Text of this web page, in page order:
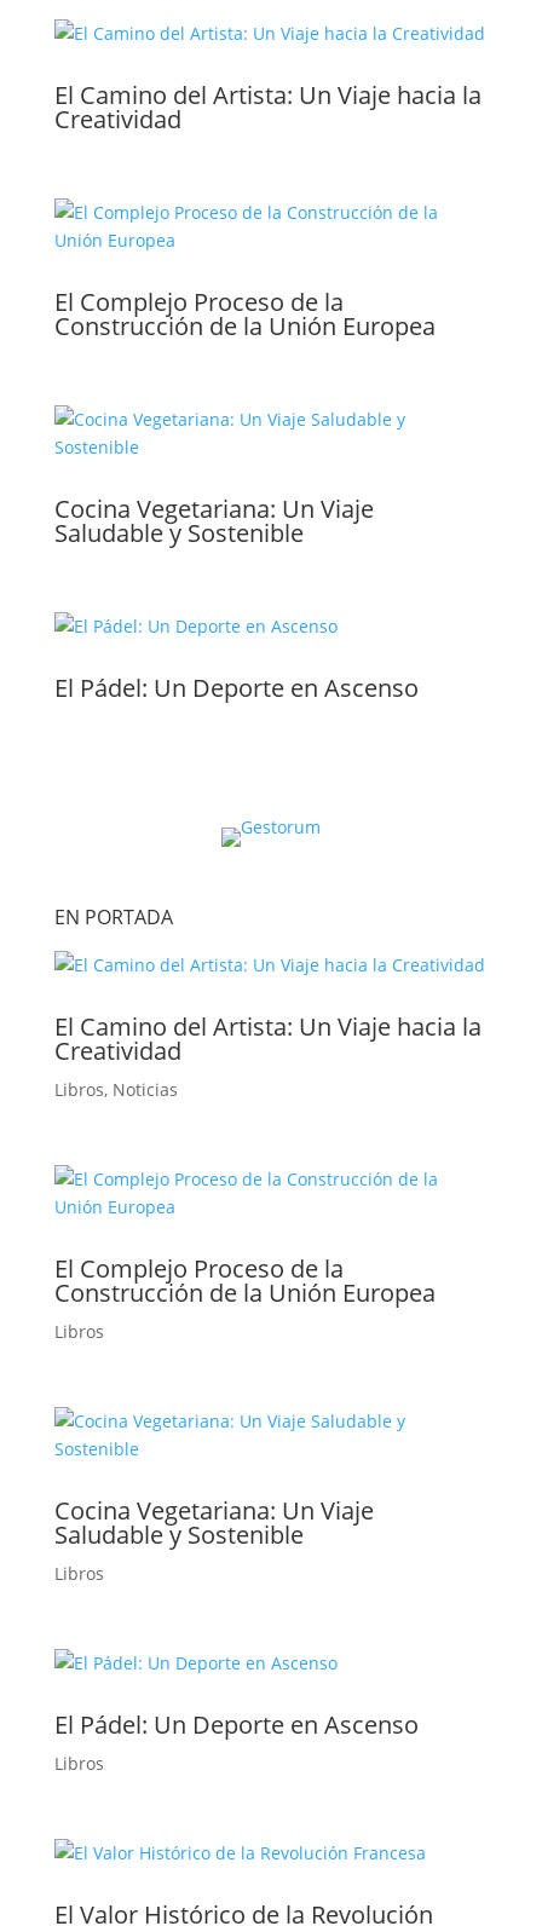
El Camino del Artista: Un Viaje hacia la
Creatividad
El Complejo Proceso de la
Construcción de la Unión Europea
Cocina Vegetariana: Un Viaje
Saludable y Sostenible
El Pádel: Un Deporte en Ascenso
EN PORTADA
El Camino del Artista: Un Viaje hacia la
Creatividad
Libros, Noticias
El Complejo Proceso de la
Construcción de la Unión Europea
Libros
Cocina Vegetariana: Un Viaje
Saludable y Sostenible
Libros
El Pádel: Un Deporte en Ascenso
Libros
El Valor Histórico de la Revolución